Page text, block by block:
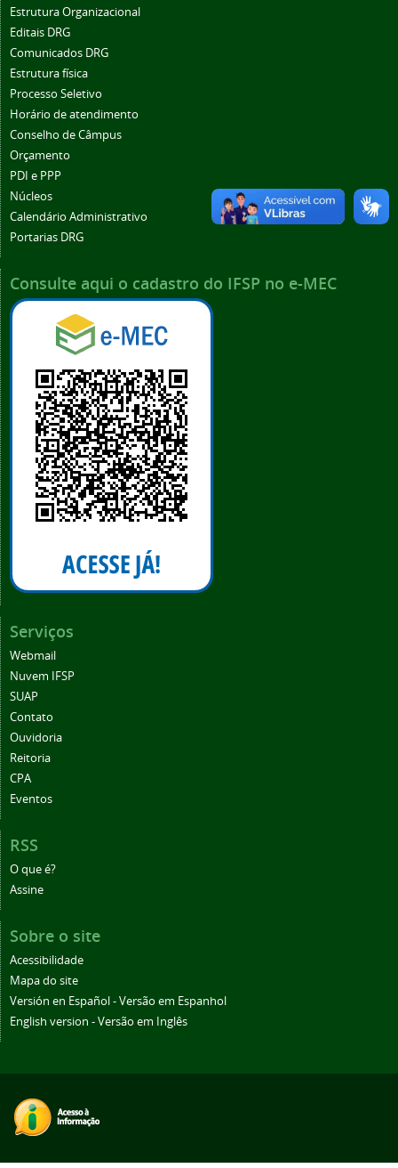
Estrutura Organizacional
Editais DRG
Comunicados DRG
Estrutura física
Processo Seletivo
Horário de atendimento
Conselho de Câmpus
Orçamento
PDI e PPP
Núcleos
Calendário Administrativo
Portarias DRG
Consulte aqui o cadastro do IFSP no e-MEC
Serviços
Webmail
Nuvem IFSP
SUAP
Contato
Ouvidoria
Reitoria
CPA
Eventos
RSS
O que é?
Assine
Sobre o site
Acessibilidade
Mapa do site
Versión en Español - Versão em Espanhol
English version - Versão em Inglês